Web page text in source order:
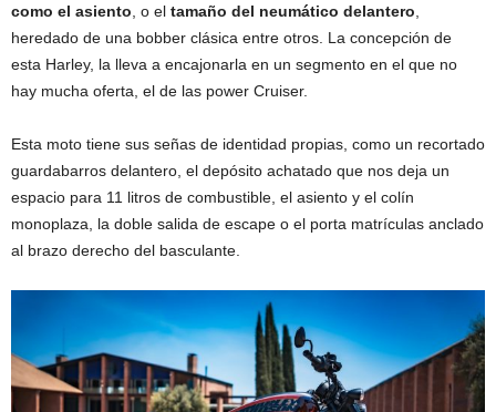
como el asiento , o el tamaño del neumático delantero
heredado de una bobber clásica entre otros. La concepción de
esta Harley, la lleva a encajonarla en un segmento en el que no
hay mucha oferta, el de las power Cruiser.
Esta moto tiene sus señas de identidad propias, como un recortado
guardabarros delantero, el depósito achatado que nos deja un
espacio para 11 litros de combustible, el asiento y el colín
monoplaza, la doble salida de escape o el porta matrículas anclado
al brazo derecho del basculante.